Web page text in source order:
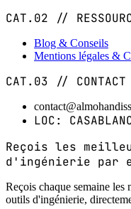
CAT.02 //
Blog & Conseils
Mentions légales &
CAT.03 // CONTACT
LOC:
Reçois les
d'ingénierie par
Reçois chaque semaine les
outils d'ingénierie,